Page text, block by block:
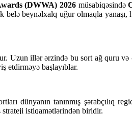
(DWWA) 2026 müsabiqəsində
beynəlxalq uğur olmaqla yanaşı,
illər ərzində bu sort ağ quru və
etdirməyə başlayıblar.
dünyanın tanınmış şərabçılıq
strateji istiqamətlərindən biridir.